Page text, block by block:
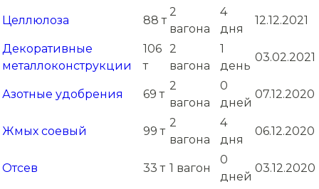
Целлюлоза 88 т
2
вагона
4
дня
12.12.2021
Декоративные
металлоконструкции
106
т
2
вагона
1
день
03.02.2021
Азотные удобрения 69 т
2
вагона
0
дней
07.12.2020
Жмых соевый 99 т
2
вагона
4
дня
06.12.2020
Отсев 33 т 1 вагон
0
дней
03.12.2020